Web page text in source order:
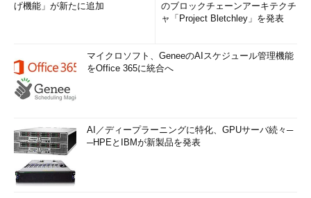
げ機能」が新たに追加
のブロックチェーンアーキテクチ
ャ「Project Bletchley」を発表
マイクロソフト、GeneeのAIスケジュール管理機能
をOffice 365に統合へ
AI／ディープラーニングに特化、GPUサーバ続々─
─HPEとIBMが新製品を発表